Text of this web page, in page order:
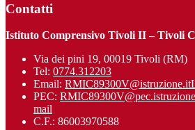
Contatti
Istituto Comprensivo Tivoli II – Tivoli
Via dei pini 19, 00019 Tivoli (RM)
Tel: 0774.312203
Email: RMIC89300V@istruzione.it
PEC:
mail
C.F.: 86003970588